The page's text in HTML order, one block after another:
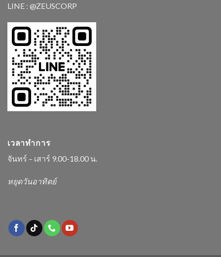
LINE : @ZEUSCORP
เวลาทำการ
จันทร์ – เสาร์ 9.00-18.00 น.
หยุดวันอาทิตย์